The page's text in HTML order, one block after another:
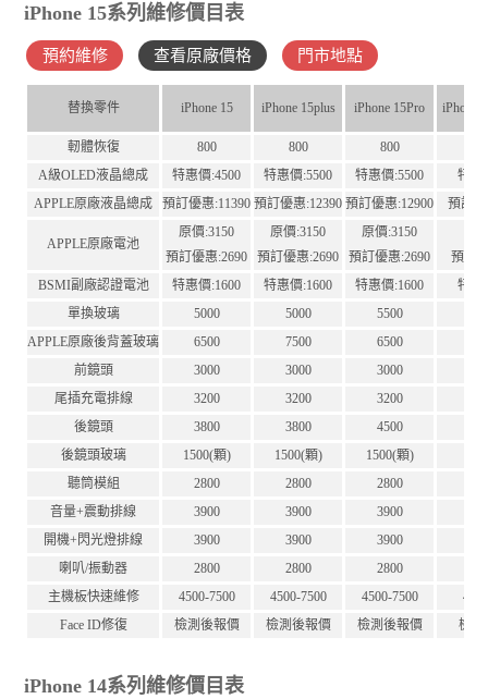
iPhone 15系列維修價目表
預約維修 查看原廠價格 門市地點
替換零件 iPhone 15 iPhone 15plus iPhone 15Pro iPhone
軔體恢復 800 800 800
A級OLED液晶總成
特惠價:4500 特惠價:5500 特惠價:5500
特惠
APPLE原廠液晶總成
預訂優惠:11390 預訂優惠:12390 預訂優惠:12900 預訂
APPLE原廠電池
原價:3150
預訂優惠:2690
原價:3150
預訂優惠:2690
原價:3150
預訂優惠:2690
預訂
BSMI副廠認證電池
特惠價:1600 特惠價:1600 特惠價:1600
特惠
單換玻璃
5000 5000 5500
APPLE原廠後背蓋玻璃
6500 7500 6500
前鏡頭
3000 3000 3000
尾插充電排線
3200 3200 3200
後鏡頭
3800 3800 4500
後鏡頭玻璃
1500(顆) 1500(顆) 1500(顆)
聽筒模組
2800 2800 2800
音量+震動排線
3900 3900 3900
開機+閃光燈排線
3900 3900 3900
喇叭/振動器
2800 2800 2800
主機板快速維修
4500-7500 4500-7500 4500-7500
Face ID修復
檢測後報價 檢測後報價 檢測後報價 檢測
iPhone 14系列維修價目表